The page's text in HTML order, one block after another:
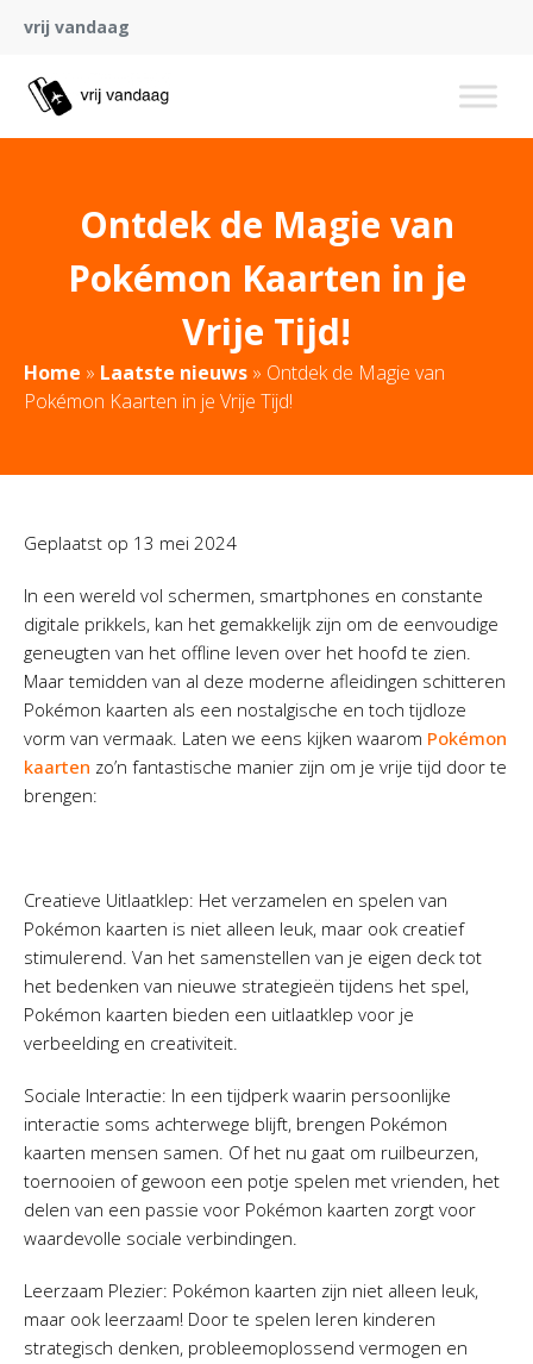
vrij vandaag
Ontdek de Magie van
Pokémon Kaarten in je
Vrije Tijd!
Home » Laatste nieuws » Ontdek de Magie van
Pokémon Kaarten in je Vrije Tijd!
Geplaatst op 13 mei 2024
In een wereld vol schermen, smartphones en constante
digitale prikkels, kan het gemakkelijk zijn om de eenvoudige
geneugten van het offline leven over het hoofd te zien.
Maar temidden van al deze moderne afleidingen schitteren
Pokémon kaarten als een nostalgische en toch tijdloze
vorm van vermaak. Laten we eens kijken waarom Pokémon
kaarten zo’n fantastische manier zijn om je vrije tijd door te
brengen:
Creatieve Uitlaatklep: Het verzamelen en spelen van
Pokémon kaarten is niet alleen leuk, maar ook creatief
stimulerend. Van het samenstellen van je eigen deck tot
het bedenken van nieuwe strategieën tijdens het spel,
Pokémon kaarten bieden een uitlaatklep voor je
verbeelding en creativiteit.
Sociale Interactie: In een tijdperk waarin persoonlijke
interactie soms achterwege blijft, brengen Pokémon
kaarten mensen samen. Of het nu gaat om ruilbeurzen,
toernooien of gewoon een potje spelen met vrienden, het
delen van een passie voor Pokémon kaarten zorgt voor
waardevolle sociale verbindingen.
Leerzaam Plezier: Pokémon kaarten zijn niet alleen leuk,
maar ook leerzaam! Door te spelen leren kinderen
strategisch denken, probleemoplossend vermogen en